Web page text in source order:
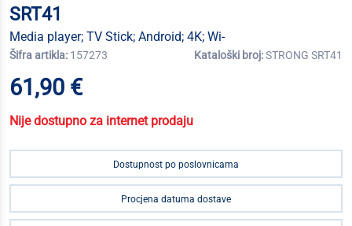
SRT41
Media player; TV Stick; Android; 4K; Wi-
Šifra artikla: 157273 Kataloški broj:STRONG SRT41
61,90 €
Nije dostupno za internet prodaju
Dostupnost po poslovnicama
Procjena datuma dostave